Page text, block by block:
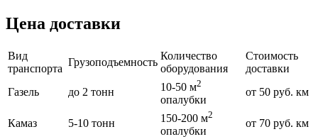
Цена доставки
Вид
транспорта
Грузоподъемность
Количество
оборудования
Стоимость
доставки
Газель
до 2 тонн 10-50 м2
опалубки
от 50 руб. км
Камаз 5-10 тонн 150-200 м2
опалубки
от 70 руб. км